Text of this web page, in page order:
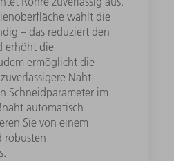
wählt die
– das reduziert den
erhöht die
ermöglicht die
Naht-
Schneidparameter im
automatisch
Sie von einem
robusten